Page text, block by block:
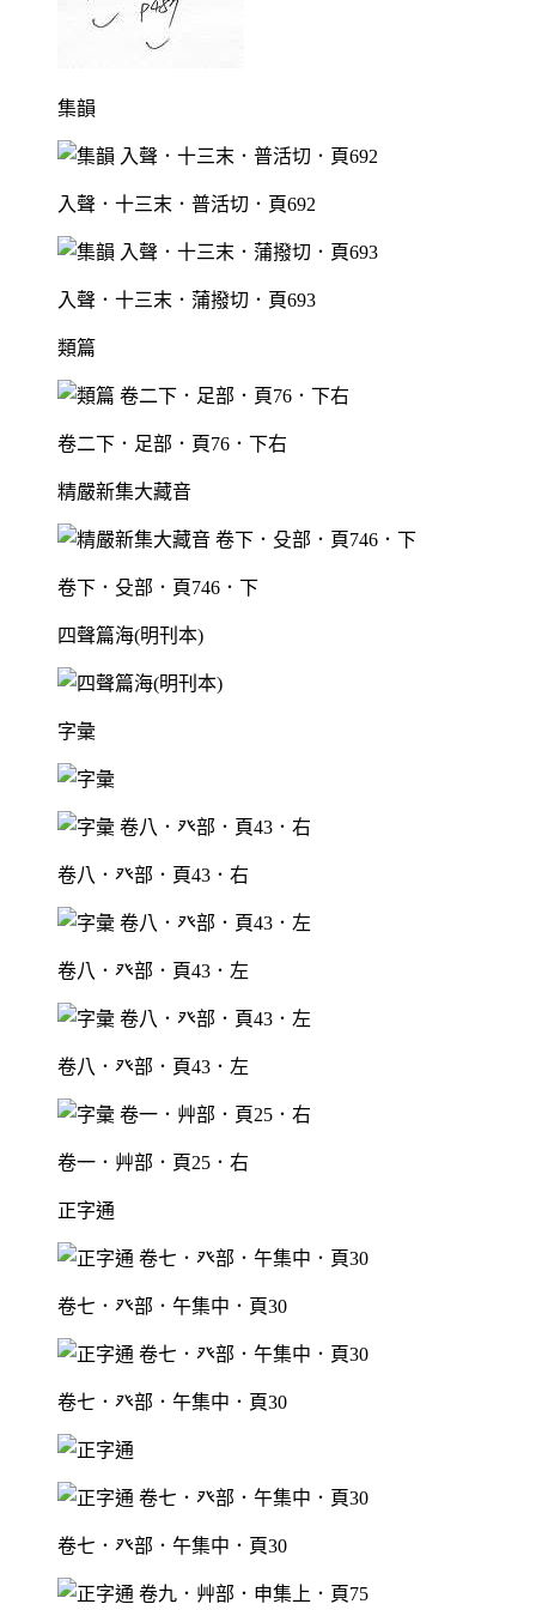
集韻
入聲．十三末．普活切．頁692
入聲．十三末．蒲撥切．頁693
類篇
卷二下．足部．頁76．下右
精嚴新集大藏音
卷下．殳部．頁746．下
四聲篇海(明刊本)
字彙
卷八．癶部．頁43．右
卷八．癶部．頁43．左
卷八．癶部．頁43．左
卷一．艸部．頁25．右
正字通
卷七．癶部．午集中．頁30
卷七．癶部．午集中．頁30
卷七．癶部．午集中．頁30